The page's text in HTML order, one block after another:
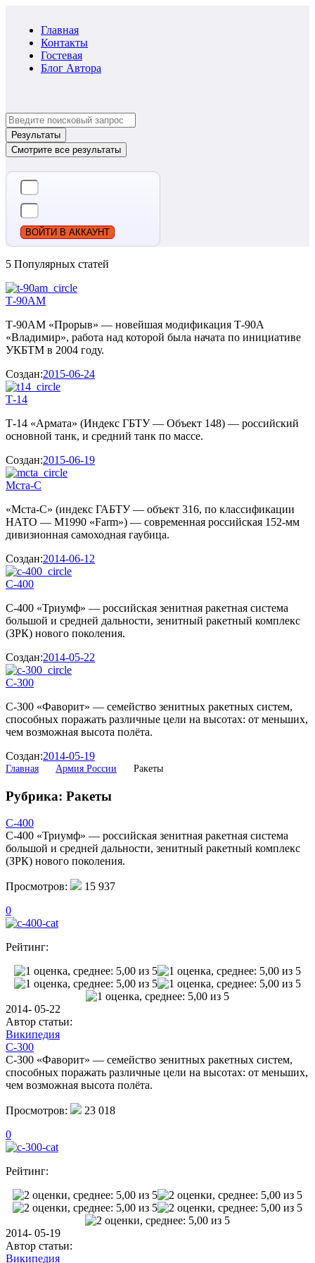
Главная
Контакты
Гостевая
Блог Автора
Search
...Результаты
Смотрите все результаты
ВОЙТИ В АККАУНТ
5 Популярных статей
Т-90АМ
Т-90АМ «Прорыв» — новейшая модификация Т-90А
«Владимир», работа над которой была начата по инициативе
УКБТМ в 2004 году.
Создан:2015-06-24
Т-14
Т-14 «Армата» (Индекс ГБТУ — Объект 148) — российский
основной танк, и средний танк по массе.
Создан:2015-06-19
Мста-С
«Мста-С» (индекс ГАБТУ — объект 316, по классификации
НАТО — M1990 «Farm») — современная российская 152-мм
дивизионная самоходная гаубица.
Создан:2014-06-12
С-400
С-400 «Триумф» — российская зенитная ракетная система
большой и средней дальности, зенитный ракетный комплекс
(ЗРК) нового поколения.
Создан:2014-05-22
С-300
С-300 «Фаворит» — семейство зенитных ракетных систем,
способных поражать различные цели на высотах: от меньших,
чем возможная высота полёта.
Создан:2014-05-19
Главная Армия России Ракеты
Рубрика: Ракеты
С-400
С-400 «Триумф» — российская зенитная ракетная система
большой и средней дальности, зенитный ракетный комплекс
(ЗРК) нового поколения.
Просмотров:
15 937
0
Рейтинг:
2014- 05-22
Автор статьи:
Википедия
С-300
С-300 «Фаворит» — семейство зенитных ракетных систем,
способных поражать различные цели на высотах: от меньших,
чем возможная высота полёта.
Просмотров:
23 018
0
Рейтинг:
2014- 05-19
Автор статьи:
Википедия